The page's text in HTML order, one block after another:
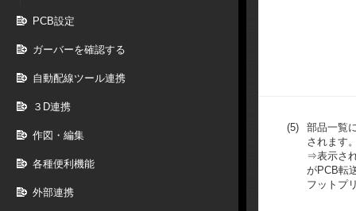
PCB設定
ガーバーを確認する
自動配線ツール連携
３D連携
作図・編集
各種便利機能
外部連携
(5)
部品一覧
されます
⇒表示さ
がPCB転
フットプ